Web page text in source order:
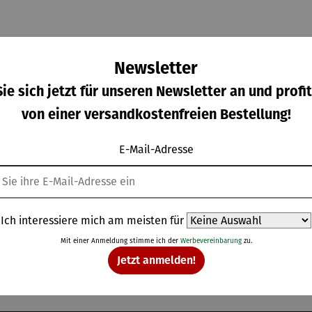
Preis:
€
Eiskugel |
Collins
Regulärer Preis:
24,90 €
FROID
Regulärer Preis:
169,00 €
her mit
integriert
em
Kapselsch
Regulärer
37,95 €
Newsletter
sich jetzt für unseren Newsletter an und
von einer versandkostenfreien Bestellung!
E-Mail-Adresse
Ich interessiere mich am meisten für
Mit einer Anmeldung stimme ich der Werbevereinbarungzu.
Jetzt anmelden!